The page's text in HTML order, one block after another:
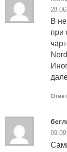
В
при